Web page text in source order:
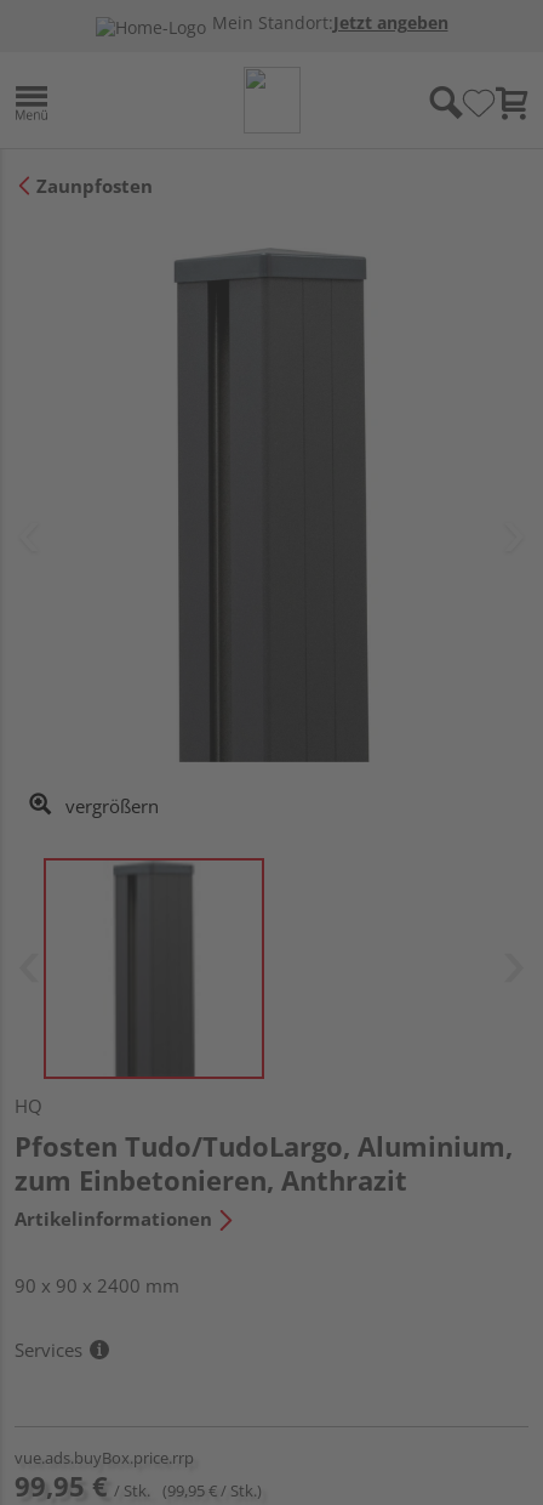
Mein Standort:Jetzt angeben
Zaunpfosten
vergrößern
HQ
Pfosten Tudo/TudoLargo, Aluminium,
zum Einbetonieren, Anthrazit
Artikelinformationen
90 x 90 x 2400 mm
Services
vue.ads.buyBox.price.rrp
99,95 € / Stk. (99,95 € / Stk.)